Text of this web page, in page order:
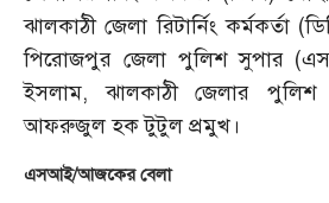
ঝালকাঠী জেলা রিটার্নিং কর্মকর্তা
পিরোজপুর জেলা পুলিশ সুপার
ইসলাম, ঝালকাঠী জেলার
আফরুজুল হক টুটুল প্রমুখ।
এসআই/আজকের বেলা